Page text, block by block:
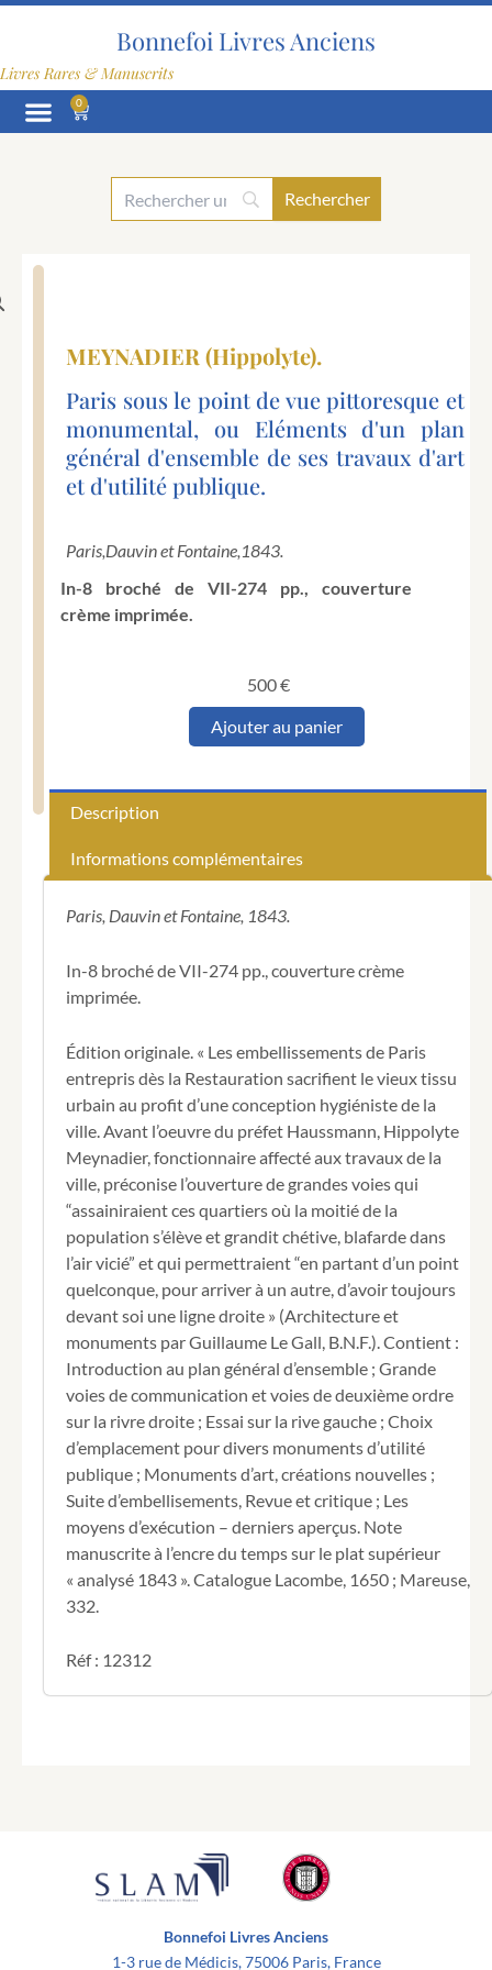
Aller
Bonnefoi Livres Anciens
Livres Rares & Manuscrits
0
Panier
MEYNADIER (Hippolyte).
Paris sous le point de vue pittoresque et
monumental, ou Eléments d'un plan
général d'ensemble de ses travaux d'art
et d'utilité publique.
Paris,Dauvin et Fontaine,1843.
In-8 broché de VII-274 pp., couverture
crème imprimée.
500€
quantité
point
vue
monumental,
d'un
plan
général
d'ensemble
de
ses
travaux
et
d'utilité
publique.
Ajouter au panier
Description
Informations complémentaires
Paris, Dauvin et Fontaine, 1843.
In-8 broché de VII-274 pp., couverture crème
imprimée.
Édition originale. « Les embellissements de Paris
entrepris dès la Restauration sacrifient le vieux tissu
urbain au profit d’une conception hygiéniste de la
ville. Avant l’oeuvre du préfet Haussmann, Hippolyte
Meynadier, fonctionnaire affecté aux travaux de la
ville, préconise l’ouverture de grandes voies qui
“assainiraient ces quartiers où la moitié de la
population s’élève et grandit chétive, blafarde dans
l’air vicié” et qui permettraient “en partant d’un point
quelconque, pour arriver à un autre, d’avoir toujours
devant soi une ligne droite » (Architecture et
monuments par Guillaume Le Gall, B.N.F.). Contient :
Introduction au plan général d’ensemble ; Grande
voies de communication et voies de deuxième ordre
sur la rivre droite ; Essai sur la rive gauche ; Choix
d’emplacement pour divers monuments d’utilité
publique ; Monuments d’art, créations nouvelles ;
Suite d’embellisements, Revue et critique ; Les
moyens d’exécution – derniers aperçus. Note
manuscrite à l’encre du temps sur le plat supérieur
« analysé 1843 ». Catalogue Lacombe, 1650 ; Mareuse,
332.
Réf : 12312
Bonnefoi Livres Anciens
1-3 rue de Médicis, 75006 Paris, France